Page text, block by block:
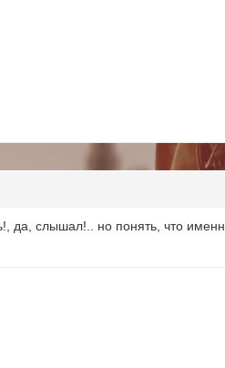
да, слышал!.. но понять, что